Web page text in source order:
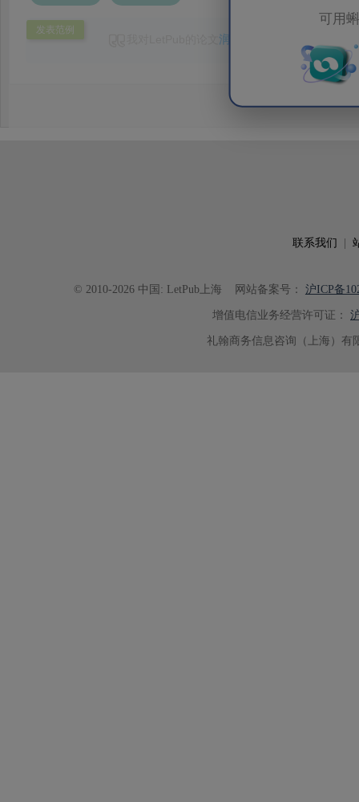
可用
发表范例
润色
稿，而LetPub帮助我一次满足编辑的要求，帮助
联系我们
© 2010-2026 中国: LetPub上海 网站备案号： 沪ICP备
增值电信业务经营许可证：
礼翰商务信息咨询（上海）